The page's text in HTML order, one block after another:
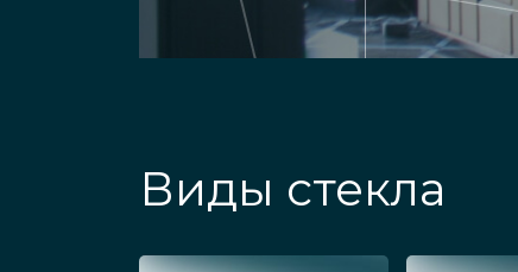
Виды стекла